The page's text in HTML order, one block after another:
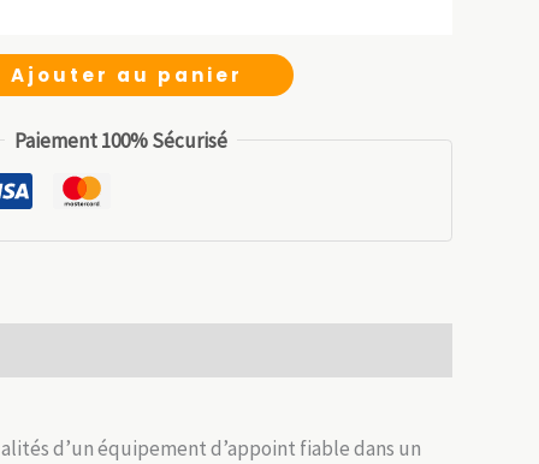
Ajouter au panier
Paiement 100% Sécurisé
d’un équipement d’appoint fiable dans un